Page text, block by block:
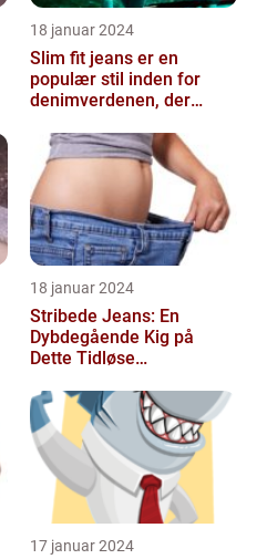
18 januar 2024
Slim fit jeans er en
populær stil inden for
denimverdenen, der
personer, der ønsk...
18 januar 2024
Stribede Jeans: En
Dybdegående Kig på
Dette Tidløse
17 januar 2024